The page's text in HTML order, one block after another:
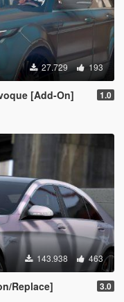
27.729 193
[Add-On] 1.0
143.938 463
Replace] 3.0